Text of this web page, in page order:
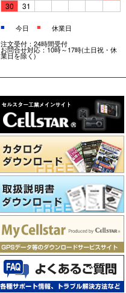
30
31
■ 今日 ■
休業日
注文受付：24時間受付
お問合せ対応：10時～17時(土日祝・休
業日を除く)